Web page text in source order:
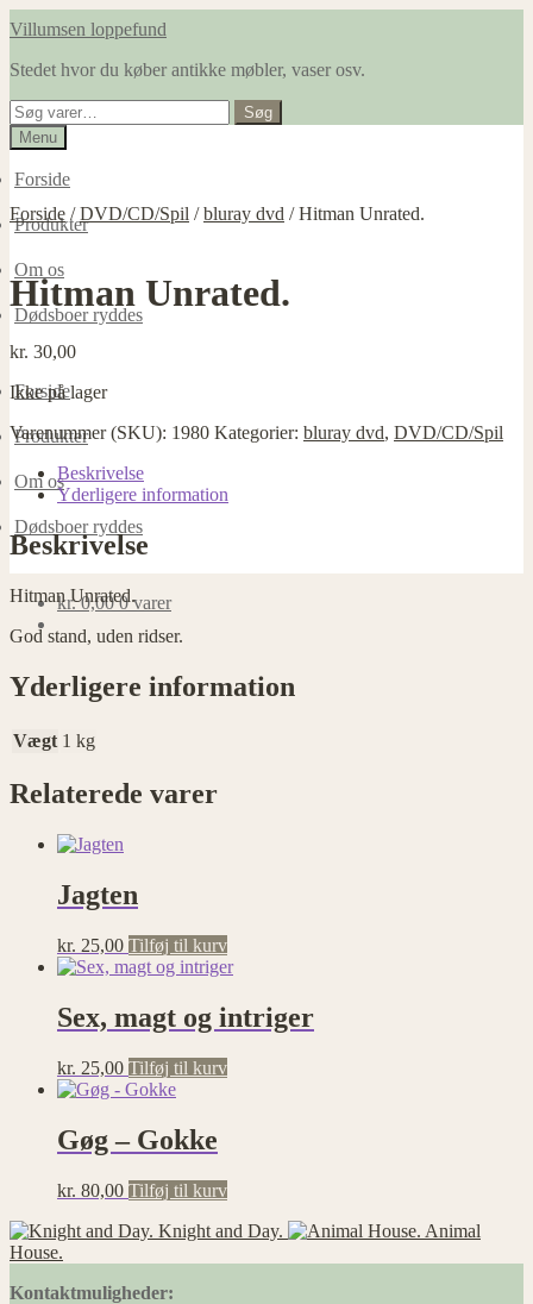
Spring
navigation
Spring
indhold
Villumsen loppefund
Stedet hvor du køber antikke møbler, vaser osv.
Søg
efter:
Søg
Menu
Forside
Produkter
Om os
Dødsboer ryddes
Forside
Produkter
Om os
Dødsboer ryddes
kr.0,00 0 varer
Forside /DVD/CD/Spil /bluray dvd /Hitman Unrated.
Hitman Unrated.
kr. 30,00
Ikke på lager
Varenummer (SKU): 1980 Kategorier: bluray dvd, DVD/CD/Spil
Beskrivelse
Yderligere information
Beskrivelse
Hitman Unrated.
God stand, uden ridser.
Yderligere information
Vægt 1 kg
Relaterede varer
Jagten
kr. 25,00 Tilføj til kurv
Sex, magt og intriger
kr. 25,00 Tilføj til kurv
Gøg – Gokke
kr. 80,00 Tilføj til kurv
Knight and Day.
Animal
House.
Kontaktmuligheder: